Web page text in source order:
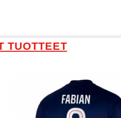
TUOTTEET